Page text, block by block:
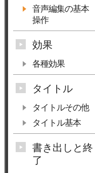
音声編集の基本
操作
効果
各種効果
タイトル
タイトルその他
タイトル基本
書き出しと終
了